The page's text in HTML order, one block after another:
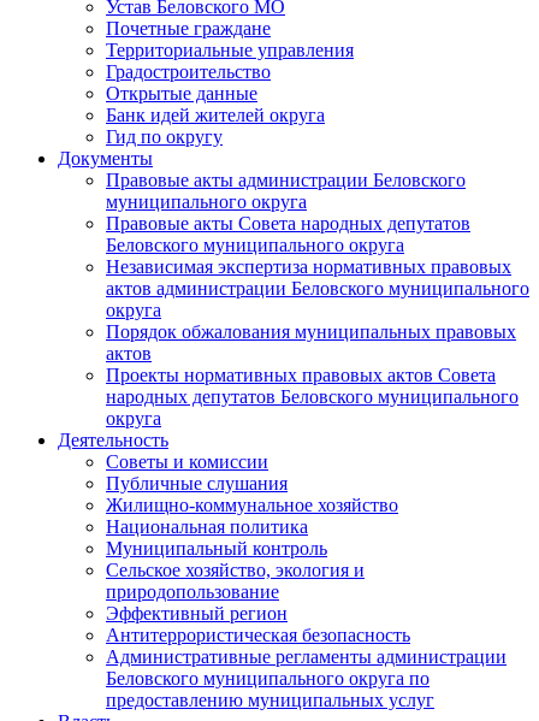
Устав Беловского МО
Почетные граждане
Территориальные управления
Градостроительство
Открытые данные
Банк идей жителей округа
Гид по округу
Документы
Правовые акты администрации Беловского
муниципального округа
Правовые акты Совета народных депутатов
Беловского муниципального округа
Независимая экспертиза нормативных правовых
актов администрации Беловского муниципального
округа
Порядок обжалования муниципальных правовых
актов
Проекты нормативных правовых актов Совета
народных депутатов Беловского муниципального
округа
Деятельность
Советы и комиссии
Публичные слушания
Жилищно-коммунальное хозяйство
Национальная политика
Муниципальный контроль
Сельское хозяйство, экология и
природопользование
Эффективный регион
Антитеррористическая безопасность
Административные регламенты администрации
Беловского муниципального округа по
предоставлению муниципальных услуг